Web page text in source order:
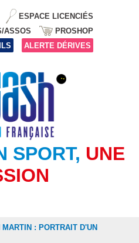
ESPACE LICENCIÉS
ASSOS
PROSHOP
ALERTE DÉRIVES
SPORT, UNE
MARTIN : PORTRAIT D'UN